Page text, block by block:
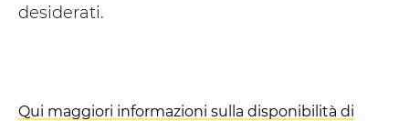
desiderati.
Qui maggiori informazioni sulla disponibilità di